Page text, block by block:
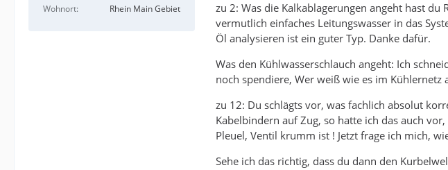
Wohnort
Rhein Main Gebiet
zu 2: Was die Kalkablagerungen angeht hast
vermutlich einfaches Leitungswasser in das
Öl analysieren ist ein guter Typ. Danke dafür.
Was den Kühlwasserschlauch angeht: Ich
noch spendiere, Wer weiß wie es im
zu 12: Du schlägts vor, was fachlich absolut
Kabelbindern auf Zug, so hatte ich das auch
Pleuel, Ventil krumm ist ! Jetzt frage ich mich,
Sehe ich das richtig, dass du dann den